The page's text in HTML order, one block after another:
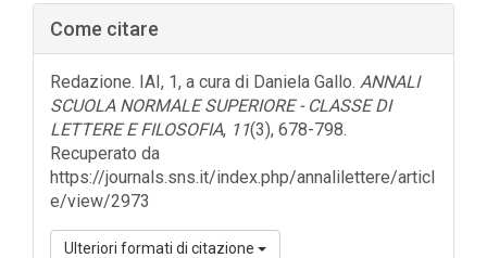
Barra
laterale
dell'articolo
Come citare
Redazione. IAI, 1, a cura di Daniela Gallo. ANNALI
SCUOLA NORMALE SUPERIORE - CLASSE DI
LETTERE E FILOSOFIA, 11(3), 678-798.
Recuperato da
https://journals.sns.it/index.php/annalilettere/articl
e/view/2973
Ulteriori formati di citazione